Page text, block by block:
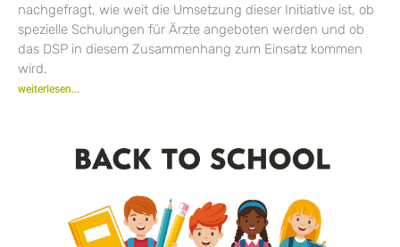
nachgefragt, wie weit die Umsetzung dieser Initiative ist, ob
spezielle Schulungen für Ärzte angeboten werden und ob
das DSP in diesem Zusammenhang zum Einsatz kommen
wird.
weiterlesen...